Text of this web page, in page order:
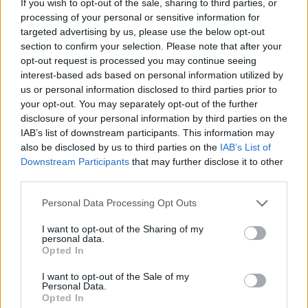
If you wish to opt-out of the sale, sharing to third parties, or
processing of your personal or sensitive information for
targeted advertising by us, please use the below opt-out
section to confirm your selection. Please note that after your
opt-out request is processed you may continue seeing
interest-based ads based on personal information utilized by
us or personal information disclosed to third parties prior to
your opt-out. You may separately opt-out of the further
disclosure of your personal information by third parties on the
IAB’s list of downstream participants. This information may
also be disclosed by us to third parties on the IAB’s List of
Downstream Participants that may further disclose it to other
Please note that this website/app uses one or more Google
not limited to your visit or usage behaviour. You may click to
grant or deny consent to Google and its third-party tags to
use your data for below specified purposes in below Google
consent section.
Personal Data Processing Opt Outs
I want to opt-out of the Sharing of my
personal data.
Opted In
I want to opt-out of the Sale of my
Personal Data.
Opted In
Szolnok
A polgármester a szolnoki cégekhez fordult: több
száz elbocsátott dolgozón segítene
Munkalehetőséget kér a térség vállalkozásaitól Szolnok
polgármestere. A tószegi kerékpárgyár bezárása után